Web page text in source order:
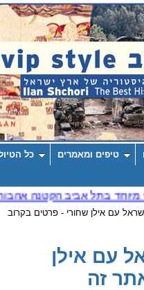
כל טיפים ומאמרים
עם אילן שחורי - פרטים בקרוב
עם אילן
זה